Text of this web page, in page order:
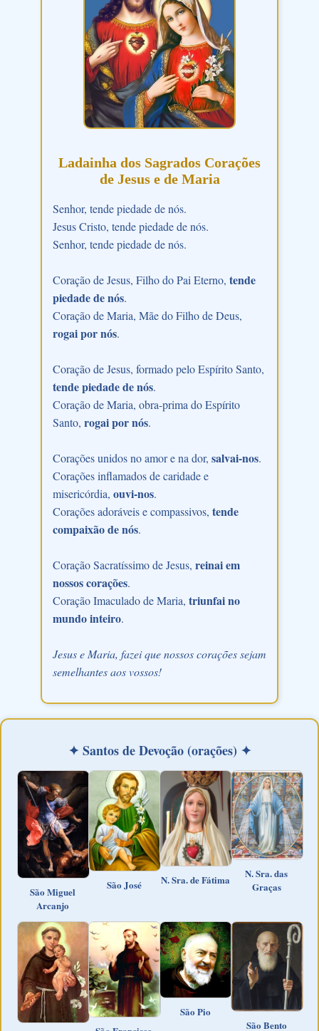
Ladainha dos Sagrados Corações
de Jesus e de Maria
Senhor, tende piedade de nós.
Jesus Cristo, tende piedade de nós.
Senhor, tende piedade de nós.
Coração de Jesus, Filho do Pai Eterno, tende
piedade de nós.
Coração de Maria, Mãe do Filho de Deus,
rogai por nós.
Coração de Jesus, formado pelo Espírito Santo,
tende piedade de nós.
Coração de Maria, obra-prima do Espírito
Santo, rogai por nós.
Corações unidos no amor e na dor, salvai-nos.
Corações inflamados de caridade e
misericórdia, ouvi-nos.
Corações adoráveis e compassivos, tende
compaixão de nós.
Coração Sacratíssimo de Jesus, reinai em
nossos corações.
Coração Imaculado de Maria, triunfai no
mundo inteiro.
Jesus e Maria, fazei que nossos corações sejam
semelhantes aos vossos!
✦ Santos de Devoção (orações) ✦
São Miguel
Arcanjo
São José N. Sra. de Fátima
N. Sra. das
Graças
São Pio
São Bento